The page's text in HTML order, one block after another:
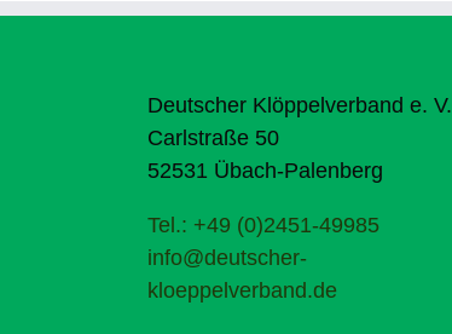
Deutscher Klöppelverband e. V.
Carlstraße 50
52531 Übach-Palenberg
Tel.: +49 (0)2451-49985
info@deutscher-
kloeppelverband.de